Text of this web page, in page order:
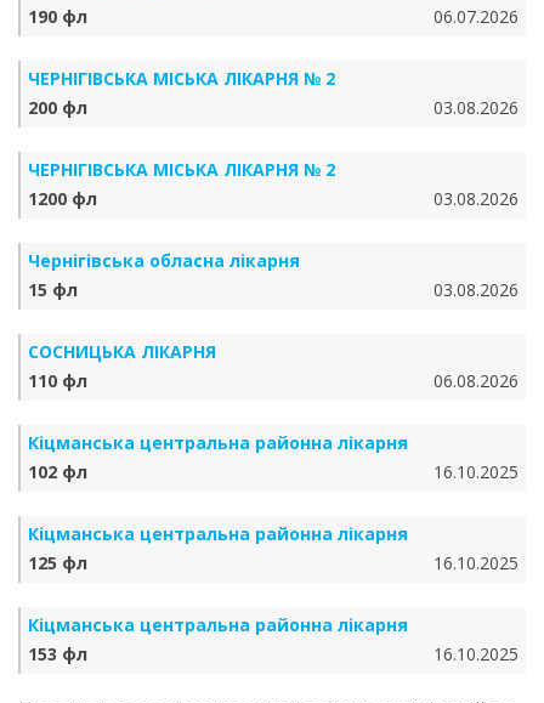
190 фл
06.07.2026
ЧЕРНІГІВСЬКА МІСЬКА ЛІКАРНЯ № 2
200 фл
03.08.2026
ЧЕРНІГІВСЬКА МІСЬКА ЛІКАРНЯ № 2
1200 фл
03.08.2026
Чернігівська обласна лікарня
15 фл
03.08.2026
СОСНИЦЬКА ЛІКАРНЯ
110 фл
06.08.2026
Кіцманська центральна районна лікарня
102 фл
16.10.2025
Кіцманська центральна районна лікарня
125 фл
16.10.2025
Кіцманська центральна районна лікарня
153 фл
16.10.2025